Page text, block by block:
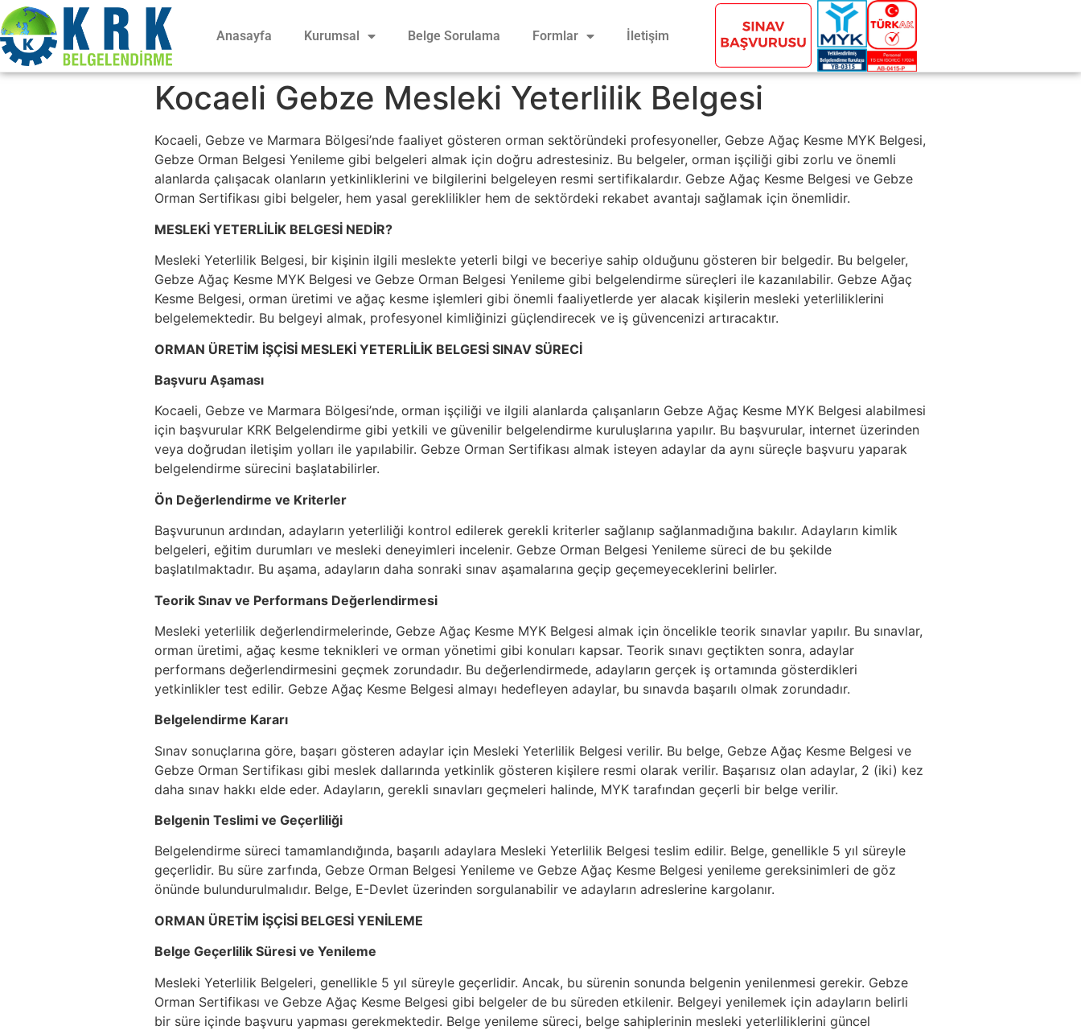
Anasayfa Kurumsal Belge Sorulama Formlar İletişim
Kocaeli Gebze Mesleki Yeterlilik Belgesi
Kocaeli, Gebze ve Marmara Bölgesi’nde faaliyet gösteren orman sektöründeki profesyoneller, Gebze Ağaç Kesme MYK Belgesi,
Gebze Orman Belgesi Yenileme gibi belgeleri almak için doğru adrestesiniz. Bu belgeler, orman işçiliği gibi zorlu ve önemli
alanlarda çalışacak olanların yetkinliklerini ve bilgilerini belgeleyen resmi sertifikalardır. Gebze Ağaç Kesme Belgesi ve Gebze
Orman Sertifikası gibi belgeler, hem yasal gereklilikler hem de sektördeki rekabet avantajı sağlamak için önemlidir.
MESLEKİ YETERLİLİK BELGESİ NEDİR?
Mesleki Yeterlilik Belgesi, bir kişinin ilgili meslekte yeterli bilgi ve beceriye sahip olduğunu gösteren bir belgedir. Bu belgeler,
Gebze Ağaç Kesme MYK Belgesi ve Gebze Orman Belgesi Yenileme gibi belgelendirme süreçleri ile kazanılabilir. Gebze Ağaç
Kesme Belgesi, orman üretimi ve ağaç kesme işlemleri gibi önemli faaliyetlerde yer alacak kişilerin mesleki yeterliliklerini
belgelemektedir. Bu belgeyi almak, profesyonel kimliğinizi güçlendirecek ve iş güvencenizi artıracaktır.
ORMAN ÜRETİM İŞÇİSİ MESLEKİ YETERLİLİK BELGESİ SINAV SÜRECİ
Başvuru Aşaması
Kocaeli, Gebze ve Marmara Bölgesi’nde, orman işçiliği ve ilgili alanlarda çalışanların Gebze Ağaç Kesme MYK Belgesi alabilmesi
için başvurular KRK Belgelendirme gibi yetkili ve güvenilir belgelendirme kuruluşlarına yapılır. Bu başvurular, internet üzerinden
veya doğrudan iletişim yolları ile yapılabilir. Gebze Orman Sertifikası almak isteyen adaylar da aynı süreçle başvuru yaparak
belgelendirme sürecini başlatabilirler.
Ön Değerlendirme ve Kriterler
Başvurunun ardından, adayların yeterliliği kontrol edilerek gerekli kriterler sağlanıp sağlanmadığına bakılır. Adayların kimlik
belgeleri, eğitim durumları ve mesleki deneyimleri incelenir. Gebze Orman Belgesi Yenileme süreci de bu şekilde
başlatılmaktadır. Bu aşama, adayların daha sonraki sınav aşamalarına geçip geçemeyeceklerini belirler.
Teorik Sınav ve Performans Değerlendirmesi
Mesleki yeterlilik değerlendirmelerinde, Gebze Ağaç Kesme MYK Belgesi almak için öncelikle teorik sınavlar yapılır. Bu sınavlar,
orman üretimi, ağaç kesme teknikleri ve orman yönetimi gibi konuları kapsar. Teorik sınavı geçtikten sonra, adaylar
performans değerlendirmesini geçmek zorundadır. Bu değerlendirmede, adayların gerçek iş ortamında gösterdikleri
yetkinlikler test edilir. Gebze Ağaç Kesme Belgesi almayı hedefleyen adaylar, bu sınavda başarılı olmak zorundadır.
Belgelendirme Kararı
Sınav sonuçlarına göre, başarı gösteren adaylar için Mesleki Yeterlilik Belgesi verilir. Bu belge, Gebze Ağaç Kesme Belgesi ve
Gebze Orman Sertifikası gibi meslek dallarında yetkinlik gösteren kişilere resmi olarak verilir. Başarısız olan adaylar, 2 (iki) kez
daha sınav hakkı elde eder. Adayların, gerekli sınavları geçmeleri halinde, MYK tarafından geçerli bir belge verilir.
Belgenin Teslimi ve Geçerliliği
Belgelendirme süreci tamamlandığında, başarılı adaylara Mesleki Yeterlilik Belgesi teslim edilir. Belge, genellikle 5 yıl süreyle
geçerlidir. Bu süre zarfında, Gebze Orman Belgesi Yenileme ve Gebze Ağaç Kesme Belgesi yenileme gereksinimleri de göz
önünde bulundurulmalıdır. Belge, E-Devlet üzerinden sorgulanabilir ve adayların adreslerine kargolanır.
ORMAN ÜRETİM İŞÇİSİ BELGESİ YENİLEME
Belge Geçerlilik Süresi ve Yenileme
Mesleki Yeterlilik Belgeleri, genellikle 5 yıl süreyle geçerlidir. Ancak, bu sürenin sonunda belgenin yenilenmesi gerekir. Gebze
Orman Sertifikası ve Gebze Ağaç Kesme Belgesi gibi belgeler de bu süreden etkilenir. Belgeyi yenilemek için adayların belirli
bir süre içinde başvuru yapması gerekmektedir. Belge yenileme süreci, belge sahiplerinin mesleki yeterliliklerini güncel